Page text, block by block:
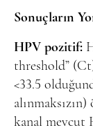
Sonuçların
HPV pozitif:
threshold”
<33.5
kanal mevcut